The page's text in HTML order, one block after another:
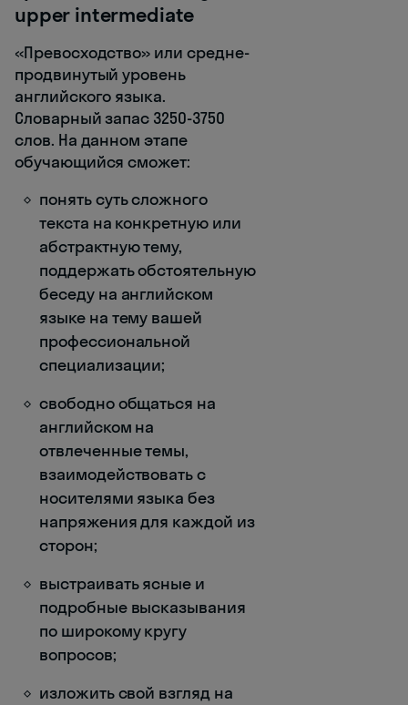
upper intermediate
«Превосходство» или средне-
продвинутый уровень
английского языка.
Словарный запас 3250-3750
слов. На данном этапе
обучающийся сможет:
понять суть сложного
текста на конкретную или
абстрактную тему,
поддержать обстоятельную
беседу на английском
языке на тему вашей
профессиональной
специализации;
свободно общаться на
английском на
отвлеченные темы,
взаимодействовать с
носителями языка без
напряжения для каждой из
сторон;
выстраивать ясные и
подробные высказывания
по широкому кругу
вопросов;
изложить свой взгляд на